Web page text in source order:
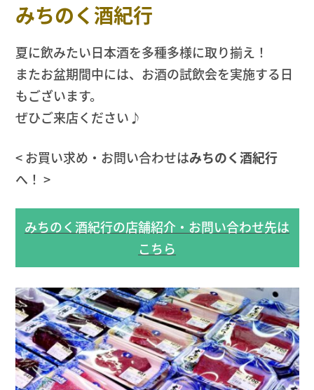
みちのく酒紀行
夏に飲みたい日本酒を多種多様に取り揃え！
またお盆期間中には、お酒の試飲会を実施する日
もございます。
ぜひご来店ください♪
< お買い求め・お問い合わせはみちのく酒紀行
へ！ >
みちのく酒紀行の店舗紹介・お問い合わせ先は
こちら